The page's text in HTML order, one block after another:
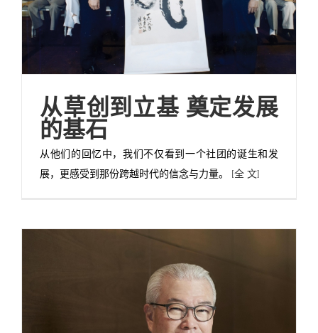
从草创到立基 奠定发展
的基石
从他们的回忆中，我们不仅看到一个社团的诞生和发
展，更感受到那份跨越时代的信念与力量。 [全 文]